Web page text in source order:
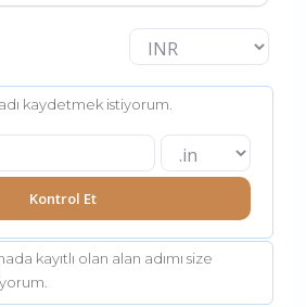
kaydetmek istiyorum.
Kontrol Et
kayıtlı olan alan adımı size